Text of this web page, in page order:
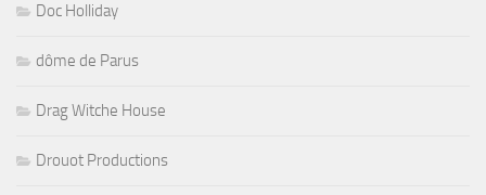
Doc Holliday
dôme de Parus
Drag Witche House
Drouot Productions